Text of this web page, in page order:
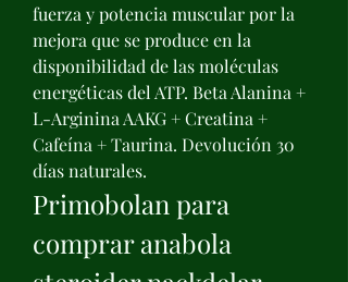
fuerza y potencia muscular por la
mejora que se produce en la
disponibilidad de las moléculas
energéticas del ATP. Beta Alanina +
L-Arginina AAKG + Creatina +
Cafeína + Taurina. Devolución 30
días naturales.
Primobolan para
comprar anabola